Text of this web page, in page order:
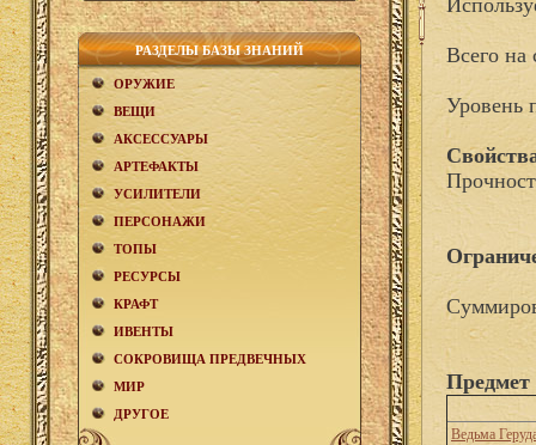
РАЗДЕЛЫ БАЗЫ ЗНАНИЙ
ОРУЖИЕ
ВЕЩИ
АКCЕСCУАРЫ
АРТЕФАКТЫ
УСИЛИТЕЛИ
ПЕРСОНАЖИ
ТОПЫ
РЕСУРСЫ
КРАФТ
ИВЕНТЫ
СОКРОВИЩА ПРЕДВЕЧНЫХ
МИР
ДРУГОЕ
Всего на
Уровень
Ведьма